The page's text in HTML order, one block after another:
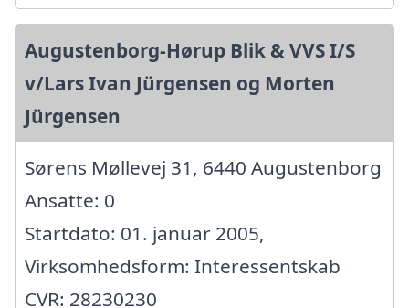
Augustenborg-Hørup Blik & VVS I/S
v/Lars Ivan Jürgensen og Morten
Jürgensen
Sørens Møllevej 31, 6440 Augustenborg
Ansatte: 0
Startdato: 01. januar 2005,
Virksomhedsform: Interessentskab
CVR: 28230230